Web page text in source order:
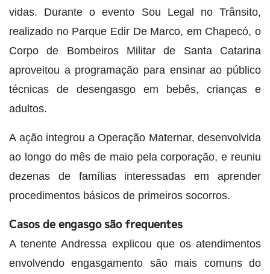
vidas. Durante o evento Sou Legal no Trânsito,
realizado no Parque Edir De Marco, em Chapecó, o
Corpo de Bombeiros Militar de Santa Catarina
aproveitou a programação para ensinar ao público
técnicas de desengasgo em bebês, crianças e
adultos.
A ação integrou a Operação Maternar, desenvolvida
ao longo do mês de maio pela corporação, e reuniu
dezenas de famílias interessadas em aprender
procedimentos básicos de primeiros socorros.
Casos de engasgo são frequentes
A tenente Andressa explicou que os atendimentos
envolvendo engasgamento são mais comuns do